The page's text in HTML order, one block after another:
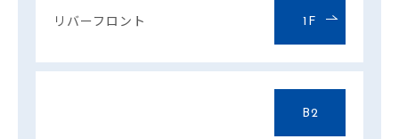
リバーフロント 1F
B2